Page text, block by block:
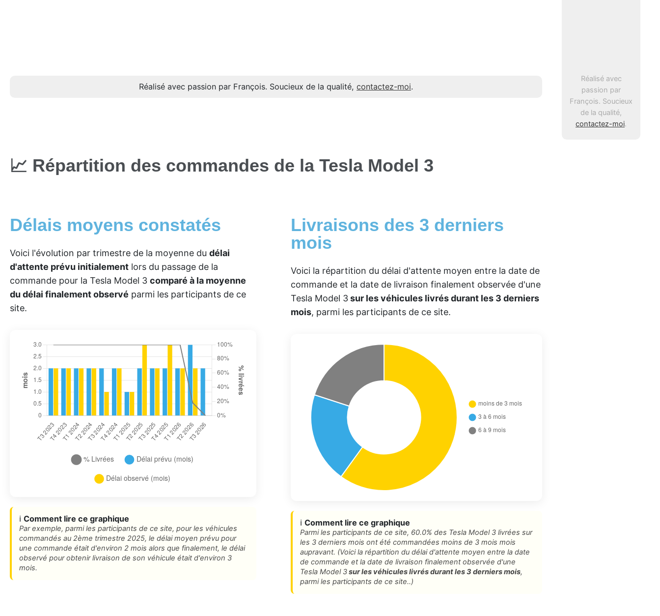
Réalisé avec
passion par
François. Soucieux
de la qualité,
contactez-moi.
Réalisé avec passion par François. Soucieux de la qualité, contactez-moi.
📈 Répartition des commandes de la Tesla Model 3
Délais moyens constatés
Voici l'évolution par trimestre de la moyenne du délai
d'attente prévu initialement lors du passage de la
commande pour la Tesla Model 3 comparé à la moyenne
du délai finalement observé parmi les participants de ce
site.
ℹ️ Comment lire ce graphique
Par exemple, parmi les participants de ce site, pour les véhicules
commandés au 2ème trimestre 2025, le délai moyen prévu pour
une commande était d'environ 2 mois alors que finalement, le délai
observé pour obtenir livraison de son véhicule était d'environ 3
mois.
Livraisons des 3 derniers
mois
Voici la répartition du délai d'attente moyen entre la date de
commande et la date de livraison finalement observée d'une
Tesla Model 3sur les véhicules livrés durant les 3 derniers
mois, parmi les participants de ce site.
ℹ️ Comment lire ce graphique
Parmi les participants de ce site, 60.0% des Tesla Model 3 livrées sur
les 3 derniers mois ont été commandées moins de 3 mois mois
aupravant. (Voici la répartition du délai d'attente moyen entre la date
de commande et la date de livraison finalement observée d'une
Tesla Model 3sur les véhicules livrés durant les 3 derniers mois,
parmi les participants de ce site..)